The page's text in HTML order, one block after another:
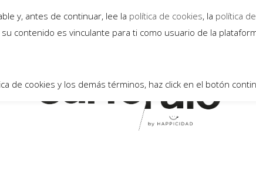
y, antes de continuar, lee la política de cookies, la política
contenido es vinculante para ti como usuario de la
de cookies y los demás términos, haz click en el botón